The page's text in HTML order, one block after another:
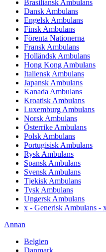
Brasiliansk Ambulans
Dansk Ambulans
Engelsk Ambulans
Finsk Ambulans
Förenta Nationerna
Fransk Ambulans
Holländsk Ambulans
Hong Kong Ambulans
Italiensk Ambulans
Japansk Ambulans
Kanada Ambulans
Kroatisk Ambulans
Luxemburg Ambulans
Norsk Ambulans
Österrike Ambulans
Polsk Ambulans
Portugisisk Ambulans
Rysk Ambulans
Spansk Ambulans
Svensk Ambulans
Tjekisk Ambulans
Tysk Ambulans
Ungersk Ambulans
x - Generisk Ambulans -
Annan
Belgien
Danmark